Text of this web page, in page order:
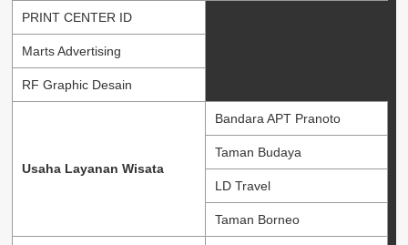
PRINT CENTER ID
Marts Advertising
RF Graphic Desain
Usaha Layanan Wisata
Bandara APT Pranoto
Taman Budaya
LD Travel
Taman Borneo